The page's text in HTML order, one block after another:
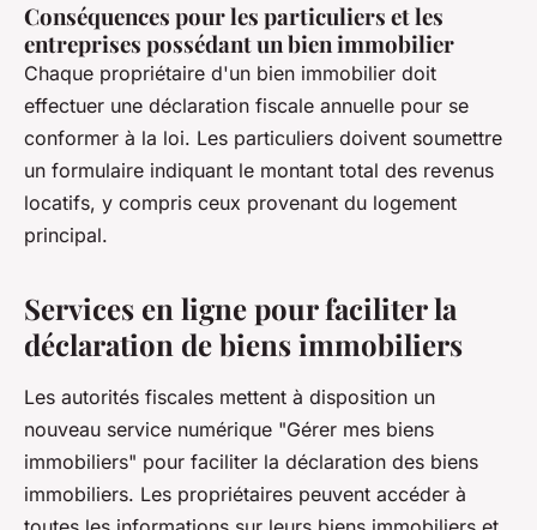
Conséquences pour les particuliers et les
entreprises possédant un bien immobilier
Chaque propriétaire d'un bien immobilier doit
effectuer une déclaration fiscale annuelle pour se
conformer à la loi. Les particuliers doivent soumettre
un formulaire indiquant le montant total des revenus
locatifs, y compris ceux provenant du logement
principal.
Services en ligne pour faciliter la
déclaration de biens immobiliers
Les autorités fiscales mettent à disposition un
nouveau service numérique "Gérer mes biens
immobiliers" pour faciliter la déclaration des biens
immobiliers. Les propriétaires peuvent accéder à